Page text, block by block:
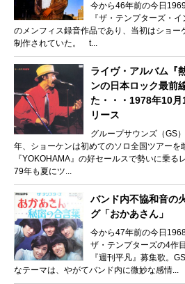
今から46年前の今日
『ザ・テンプターズ・
のメンフィス録音作品であり、当初はショー
制作されていた。 t...
ライヴ・アルバム『
ンの日本ロック最前
た・・・1978年10月
リース
グループサウンズ（GS
年、ショーケンは初めてのソロ全国ツアーを
『YOKOHAMA』の好セールスで勢いに乗る
79年も夏にツ...
バンド内不協和音の
グ「おかあさん」
今から47年前の今日
ザ・テンプターズの4作
『週刊平凡』募集歌。
なテーマは、やがてバンド内に微妙な感情...